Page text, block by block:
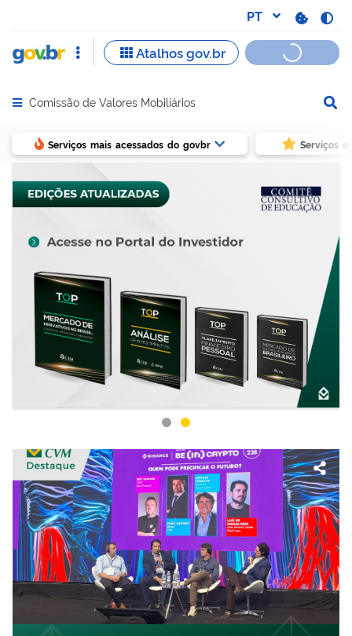
Abrir menu principal de navegação
Comissão de Valores Mobiliários
Serviços mais acessados do govbr Serviços